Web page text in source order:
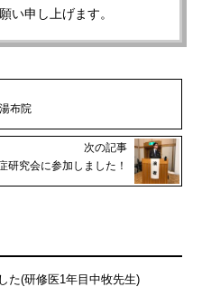
い申し上げます。
布院
次の記事
研究会に参加しました！
た(研修医1年目中牧先生)